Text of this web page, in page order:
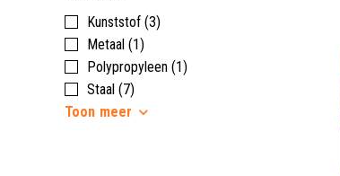
Kunststof (3)
Metaal (1)
Polypropyleen (1)
Staal (7)
Toon meer